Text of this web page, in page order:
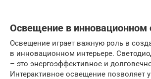
Освещение в инновационном
Освещение играет важную роль в
в инновационном интерьере.
– это энергоэффективное и
Интерактивное освещение позволяет